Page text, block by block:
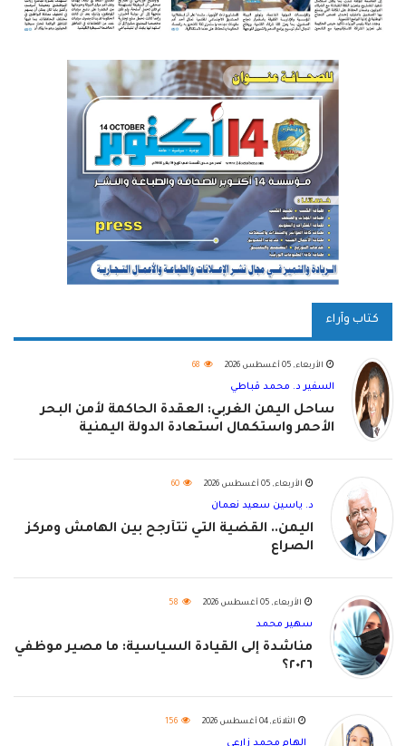
كتاب وآراء
الأربعاء, 05 أغسطس 2026 68
السفير د. محمد قباطي
ساحل اليمن الغربي: العقدة الحاكمة لأمن البحر
الأحمر واستكمال استعادة الدولة اليمنية
الأربعاء, 05 أغسطس 2026 60
د. ياسين سعيد نعمان
اليمن.. القضية التي تتأرجح بين الهامش ومركز
الصراع
الأربعاء, 05 أغسطس 2026 58
سهير محمد
مناشدة إلى القيادة السياسية: ما مصير موظفي
٢٠٢٦؟
الثلاثاء, 04 أغسطس 2026 156
الهام محمد زارعي